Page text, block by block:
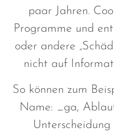
paar Jahren.
Programme und
oder andere
nicht auf
So können zum
Name: _ga,